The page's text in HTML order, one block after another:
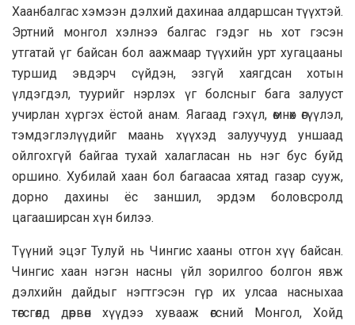
Хаанбалгас хэмээн дэлхий дахинаа алдаршсан түүхтэй.
Эртний монгол хэлнээ балгас гэдэг нь хот гэсэн
утгатай үг байсан бол аажмаар түүхийн урт хугацааны
туршид эвдэрч сүйдэн, эзгүй хаягдсан хотын
үлдэгдэл, туурийг нэрлэх үг болсныг бага залууст
учирлан хүргэх ёстой анам. Яагаад гэхүл, өмнөх өгүүлэл,
тэмдэглэлүүдийг маань хүүхэд залуучууд уншаад
ойлгохгүй байгаа тухай халагласан нь нэг бус буйд
оршино. Хубилай хаан бол багаасаа хятад газар сууж,
дорно дахины ёс заншил, эрдэм боловсролд
цагааширсан хүн билээ.
Түүний эцэг Тулуй нь Чингис хааны отгон хүү байсан.
Чингис хаан нэгэн насны үйл зорилгоо болгон явж
дэлхийн дайдыг нэгтгэсэн гүр их улсаа насныхаа
төгсгөлд дөрвөн хүүдээ хувааж өгсний Монгол, Хойд